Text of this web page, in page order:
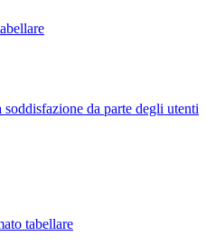
da parte degli utenti
tabellare